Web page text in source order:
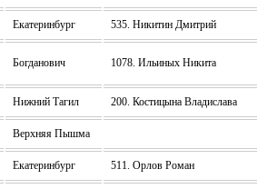
Екатеринбург 535. Никитин Дмитрий
Богданович 1078. Ильиных Никита
Нижний Тагил 200. Костицына Владислава
Верхняя Пышма
Екатеринбург 511. Орлов Роман